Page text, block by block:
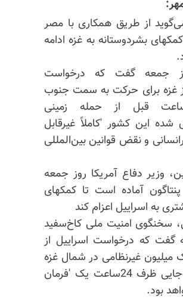
از طریق همکاری با مصر
بشردوستانه به غزه ادامه
جمعه گفت که درخواست
غزه‌ برای حرکت به سمت جنوب
۲۴ساعت قبل از حمله زمینی
شده این کشور 'کاملاً غیرقابل
و نقض قوانین بین‌المللی
وزیر دفاع آمریکا روز جمعه
آماده است تا کمکهای
به اسراییل اعزام کند
سخنگوی امنیت ملی کاخ‌سفید
گفت که درخواست اسراییل از
میلیون غیرنظامی در شمال غزه
برای جابه‌جایی ظرف 24ساعت یک 'فرمان
بود.